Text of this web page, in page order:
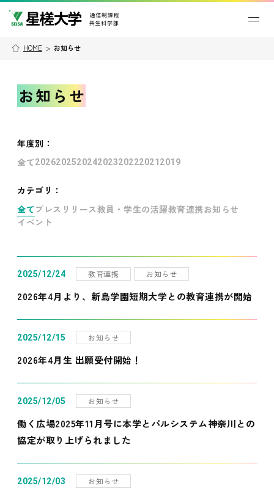
HOME > お知らせ
お知らせ
年度別 ：
全て202620252024202320222021 2019
カテゴリ：
全て プレスリリース教員・学生の活躍教育連携お知らせ
イベント
2025/12/24 教育連携 お知らせ
2026年4月より、新島学園短期大学との教育連携が開始
2025/12/15 お知らせ
2026年4月生 出願受付開始！
2025/12/05 お知らせ
働く広場2025年11月号に本学とパルシステム神奈川との
協定が取り上げられました
2025/12/03 お知らせ